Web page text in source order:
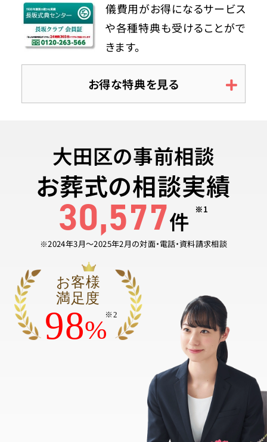
儀費用がお得になるサービス
や各種特典も受けることがで
きます。
お得な特典を見る
大田区の事前相談
お葬式の相談実績
30,577件 ※1
※2024年3月〜2025年2月の対面・電話・資料請求相談
お客様
満足度
98%※2